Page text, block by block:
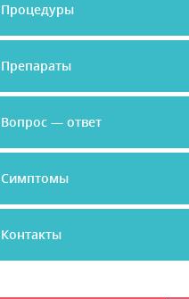
Процедуры
Препараты
Вопрос — ответ
Симптомы
Контакты